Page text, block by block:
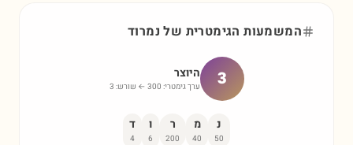
המשמעות הגימטרית של נמרוד
3 היוצר
ערך גימטרי: 300 ← שורש: 3
נ
50
מ
40
ר
200
ו
6
ד
4